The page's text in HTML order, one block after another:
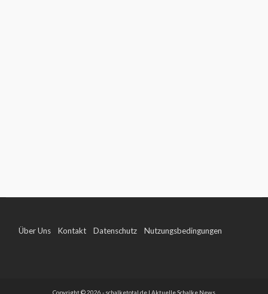
Über Uns Kontakt Datenschutz Nutzungsbedingungen
Copyright © 2026 - schalketotal.de | Aktuelle Schalke News